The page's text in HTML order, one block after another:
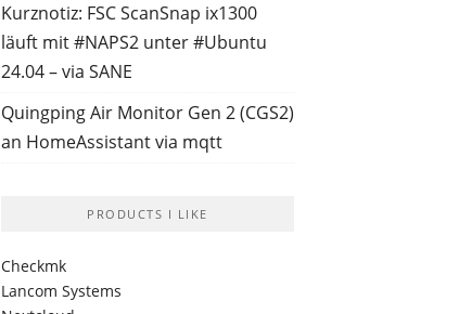
Kurznotiz: FSC ScanSnap ix1300
läuft mit #NAPS2 unter #Ubuntu
24.04 – via SANE
Quingping Air Monitor Gen 2 (CGS2)
an HomeAssistant via mqtt
PRODUCTS I LIKE
Checkmk
Lancom Systems